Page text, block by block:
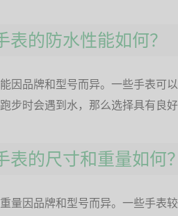
表的防水性能如何？
因品牌和型号而异。一些手表可
步时会遇到水，那么选择具有良
表的尺寸和重量如何
量因品牌和型号而异。一些手表